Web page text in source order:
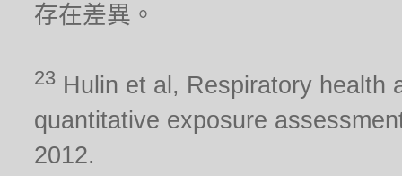
存在差異。
23 Hulin et al, Respiratory health
quantitative exposure
2012.